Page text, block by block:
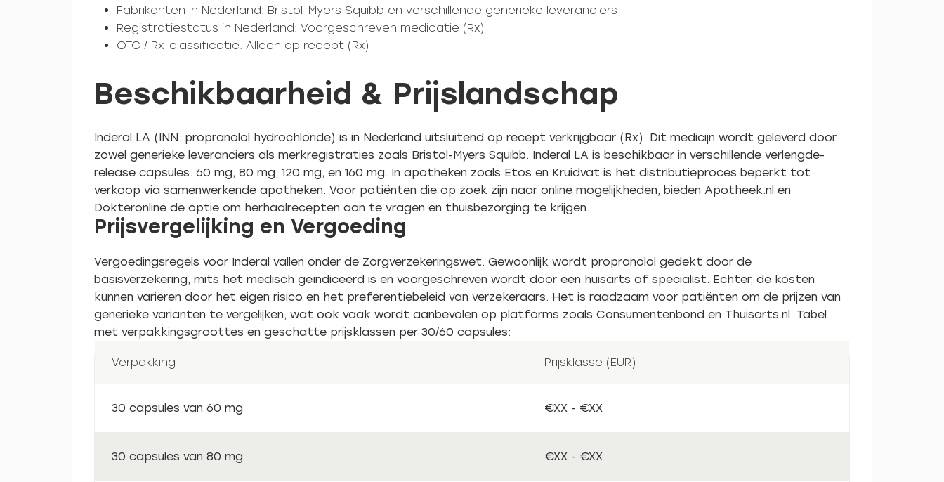
Fabrikanten in Nederland: Bristol-Myers Squibb en verschillende generieke leveranciers
Registratiestatus in Nederland: Voorgeschreven medicatie (Rx)
OTC / Rx-classificatie: Alleen op recept (Rx)
Beschikbaarheid & Prijslandschap
Inderal LA (INN: propranolol hydrochloride) is in Nederland uitsluitend op recept verkrijgbaar (Rx). Dit medicijn wordt geleverd door
zowel generieke leveranciers als merkregistraties zoals Bristol-Myers Squibb. Inderal LA is beschikbaar in verschillende verlengde-
release capsules: 60 mg, 80 mg, 120 mg, en 160 mg. In apotheken zoals Etos en Kruidvat is het distributieproces beperkt tot
verkoop via samenwerkende apotheken. Voor patiënten die op zoek zijn naar online mogelijkheden, bieden Apotheek.nl en
Dokteronline de optie om herhaalrecepten aan te vragen en thuisbezorging te krijgen.
Prijsvergelijking en Vergoeding
Vergoedingsregels voor Inderal vallen onder de Zorgverzekeringswet. Gewoonlijk wordt propranolol gedekt door de
basisverzekering, mits het medisch geïndiceerd is en voorgeschreven wordt door een huisarts of specialist. Echter, de kosten
kunnen variëren door het eigen risico en het preferentiebeleid van verzekeraars. Het is raadzaam voor patiënten om de prijzen van
generieke varianten te vergelijken, wat ook vaak wordt aanbevolen op platforms zoals Consumentenbond en Thuisarts.nl. Tabel
met verpakkingsgroottes en geschatte prijsklassen per 30/60 capsules:
Verpakking Prijsklasse (EUR)
30 capsules van 60 mg €XX - €XX
30 capsules van 80 mg €XX - €XX